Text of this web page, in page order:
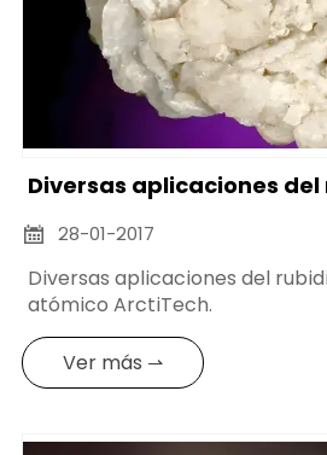
Diversas aplicaciones
 28-01-2017
Diversas aplicaciones del
atómico ArctiTech.
Ver más ⇀